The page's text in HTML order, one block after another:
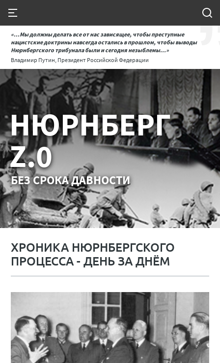
«...Мы должны делать все от нас зависящее, чтобы преступные
нацистские доктрины навсегда остались в прошлом, чтобы выводы
Нюрнбергского трибунала были и сегодня незыблемы...»
Владимир Путин, Президент Российской Федерации
НЮРНБЕРГ
Z.0
БЕЗ СРОКА ДАВНОСТИ
ХРОНИКА НЮРНБЕРГСКОГО
ПРОЦЕССА - ДЕНЬ ЗА ДНЁМ